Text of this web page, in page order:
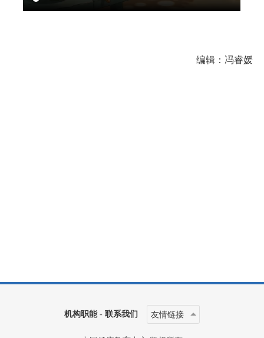
编辑：冯睿媛
机构职能- 联系我们 友情链接